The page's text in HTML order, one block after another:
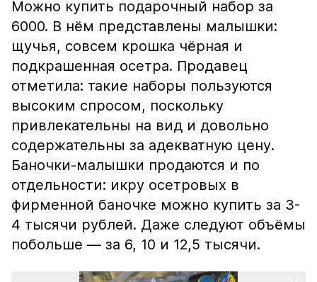
Можно купить подарочный набор за
6000. В нём представлены малышки:
щучья, совсем крошка чёрная и
подкрашенная осетра. Продавец
отметила: такие наборы пользуются
высоким спросом, поскольку
привлекательны на вид и довольно
содержательны за адекватную цену.
Баночки-малышки продаются и по
отдельности: икру осетровых в
фирменной баночке можно купить за 3-
4 тысячи рублей. Даже следуют объёмы
побольше — за 6, 10 и 12,5 тысячи.